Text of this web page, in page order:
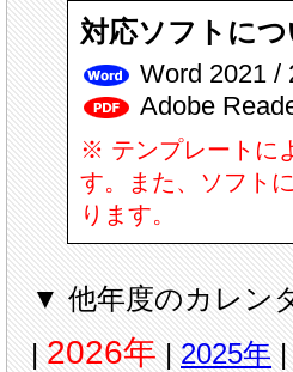
対応ソフトにつ
Word 2021 /
Adobe
※ テンプレートに
す。また、ソフト
ります。
▼ 他年度のカレン
| 2026年 | 2025年 |